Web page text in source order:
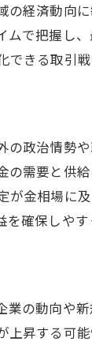
経済動向
で把握し
きる取引戦
政治情勢
需要と供
金相場に
確保しやす
の動向や
昇する可